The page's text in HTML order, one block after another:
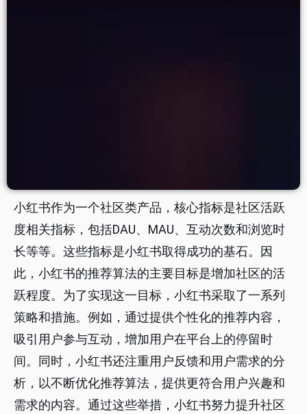
小红书作为一个社区类产品，核心指标是社区活跃
度相关指标，包括DAU、MAU、互动次数和浏览时
长等等。这些指标是小红书取得成功的基石。因
此，小红书的推荐算法的主要目标是增加社区的活
跃程度。为了实现这一目标，小红书采取了一系列
策略和措施。例如，通过提供个性化的推荐内容，
吸引用户参与互动，增加用户在平台上的停留时
间。同时，小红书还注重用户反馈和用户需求的分
析，以不断优化推荐算法，提供更符合用户兴趣和
需求的内容。通过这些举措，小红书努力提升社区